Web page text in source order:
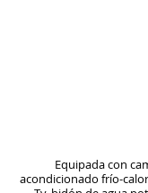
Equipada con
acondicionado frío-